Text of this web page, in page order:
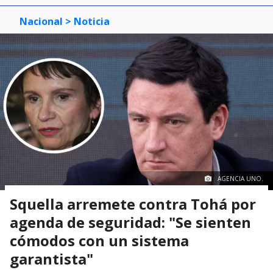
Nacional > Noticia
AGENCIA UNO.
Squella arremete contra Tohá por
agenda de seguridad: "Se sienten
cómodos con un sistema
garantista"